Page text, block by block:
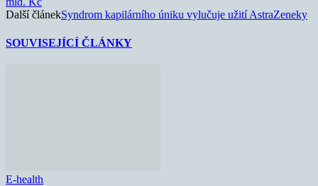
Další článekSyndrom kapilárního úniku vylučuje užití AstraZeneky
SOUVISEJÍCÍ ČLÁNKY
E-health